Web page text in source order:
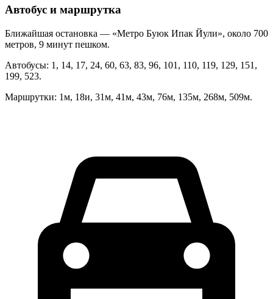
Автобус и маршрутка
Ближайшая остановка — «Метро Буюк Ипак Йули», около 700
метров, 9 минут пешком.
Автобусы: 1, 14, 17, 24, 60, 63, 83, 96, 101, 110, 119, 129, 151,
199, 523.
Маршрутки: 1м, 18и, 31м, 41м, 43м, 76м, 135м, 268м, 509м.